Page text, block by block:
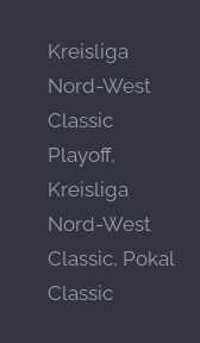
Kreisliga
Nord-West
Classic
Playoff,
Kreisliga
Nord-West
Classic, Pokal
Classic